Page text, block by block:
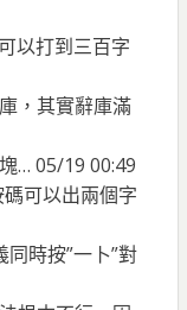
以打到三百字
，其實辭庫滿
… 05/19 00:49
可以出兩個字
時按”一卜”對